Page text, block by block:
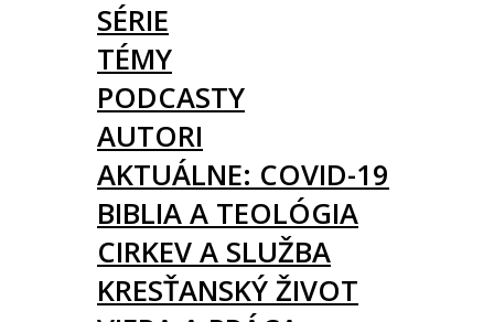
SÉRIE
TÉMY
PODCASTY
AUTORI
AKTUÁLNE: COVID-19
BIBLIA A TEOLÓGIA
CIRKEV A SLUŽBA
KRESŤANSKÝ ŽIVOT